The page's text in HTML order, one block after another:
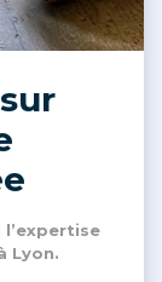
l’expertise
Lyon.